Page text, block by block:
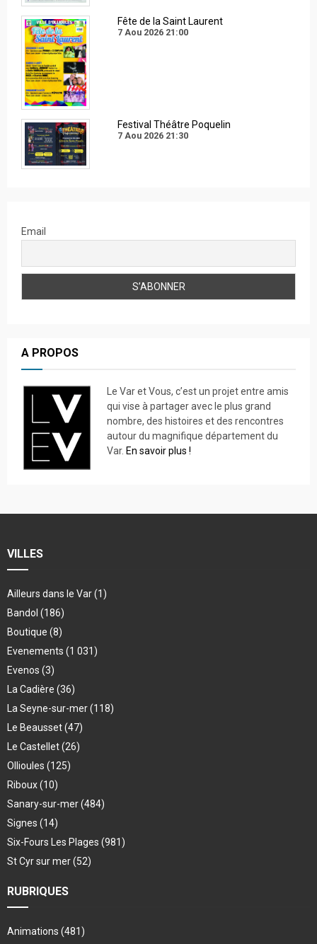
Fête de la Saint Laurent
7 Aou 2026 21:00
Festival Théâtre Poquelin
7 Aou 2026 21:30
Email
A PROPOS
Le Var et Vous, c’est un projet entre amis
qui vise à partager avec le plus grand
nombre, des histoires et des rencontres
autour du magnifique département du
Var. En savoir plus !
VILLES
Ailleurs dans le Var(1)
Bandol (186)
Boutique (8)
Evenements (1 031)
Evenos (3)
La Cadière (36)
La Seyne-sur-mer(118)
Le Beausset(47)
Le Castellet(26)
Ollioules (125)
Riboux(10)
Sanary-sur-mer(484)
Signes (14)
Six-Fours Les Plages (981)
St Cyr sur mer(52)
RUBRIQUES
Animations (481)